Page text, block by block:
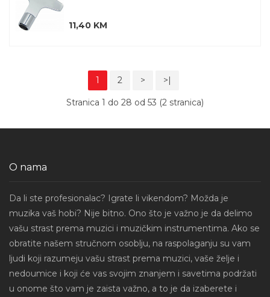
11,40 KM
1 2 > >|
Stranica 1 do 28 od 53 (2 stranica)
O nama
Da li ste profesionalac? Igrate li vikendom? Možda je
muzika vaš hobi? Nije bitno. Ono što je važno je da delimo
vašu strast prema muzici i muzičkim instrumentima. Ako se
obratite našem stručnom osoblju, na raspolaganju su vam
ljudi koji razumeju vašu strast prema muzici, vaše želje i
nedoumice i koji će vas svojim znanjem i savetima podržati
u onome što vam je zaista važno, a to je da izaberete i